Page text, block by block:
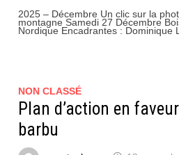
2025 – Décembre Un clic sur la
montagne Samedi 27 Décembre
Nordique Encadrantes : Dominique
NON CLASSÉ
Plan d’action en
barbu